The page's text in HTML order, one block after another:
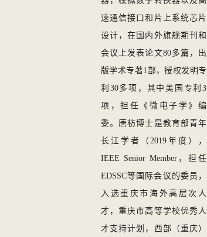
速通信接口和片上系统芯片
设计，在国内外旗舰期刊和
会议上发表论文80多篇 ， 出
版学术专著1部 ，授权发明专
利 30多项 ， 其中美国专利3
项，担任《微电子学》编
委。唐枋博士是教育部青年
长江学者（2019年度）
，
IEEE Senior Member，担任
EDSSC等国际会议的委员 ，
入选重庆市海外高层次人
才，重庆市高等学校优秀人
才支持计划 ， 西部（重庆）